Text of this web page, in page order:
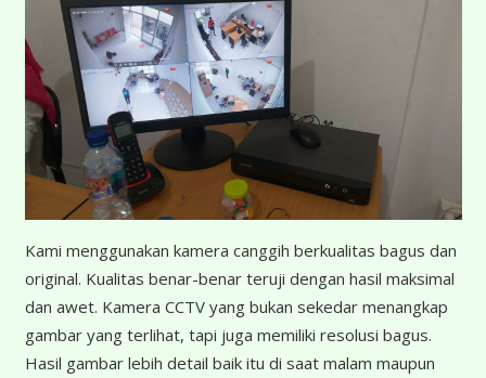
Kami menggunakan kamera canggih berkualitas bagus dan
original. Kualitas benar-benar teruji dengan hasil maksimal
dan awet. Kamera CCTV yang bukan sekedar menangkap
gambar yang terlihat, tapi juga memiliki resolusi bagus.
Hasil gambar lebih detail baik itu di saat malam maupun